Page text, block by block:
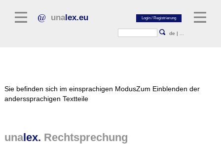
unalex.eu
de |
Sie befinden sich im einsprachigen ModusZum Einblenden der
anderssprachigen Textteile
unalex. Rechtsprechung